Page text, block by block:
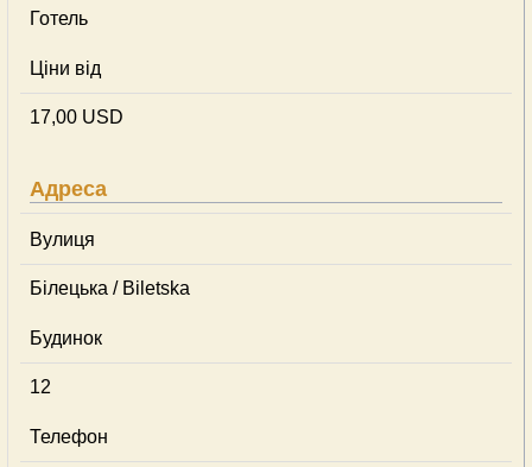
Готель
Ціни від
17,00 USD
Адреса
Вулиця
Білецька / Biletska
Будинок
12
Телефон